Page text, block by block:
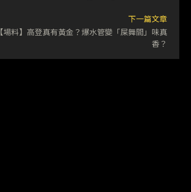
下一篇文章
【場料】高登真有黃金？爆水管變「屎舞間」味真
香？